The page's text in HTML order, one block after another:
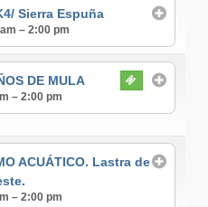
Sierra Espuña
– 2:00 pm
DE MULA
– 2:00 pm
ACUÁTICO. Lastra de
– 2:00 pm